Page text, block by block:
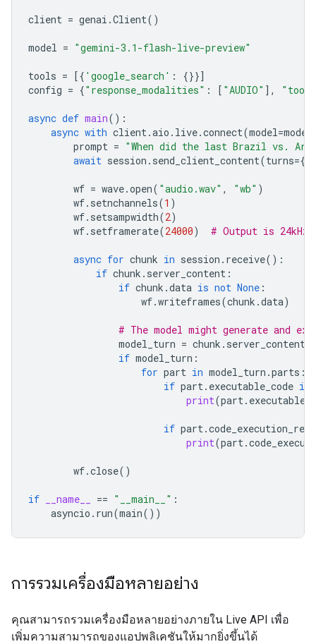
client = genai .Client()
model = "gemini-3.1-flash-live-preview"
tools = [{ 'google_search' :
{}}]
config = {"response_modalities" : [ "AUDIO" ],
async def main():
async with client.aio . live.connect(model=model
prompt = "When did the last Brazil vs.
await session . send_client_content(turns={
wf = wave.open( "audio.wav" , "wb" )
wf. setnchannels(1 )
wf. setsampwidth(2)
wf. setframerate(24000) # Output is 24kHz
async for chunk in session . receive():
if chunk . server_content :
if chunk .data is not None :
wf.writeframes(chunk .data)
# The model might generate and
model_turn = chunk . server_content
if model_turn :
for part in model_turn .parts :
if part. executable_code is
print(part.
if part.
print(part.
wf.close()
if __name__ == "__main__" :
asyncio . run(main())
การรวมเครื่องมือหลายอย่าง
คุณสามารถรวมเครื่องมือหลายอย่างภายใน Live API เพื่อ
เพิ่มความสามารถของแอปพลิเคชันให้มากยิ่งขึ้นได้